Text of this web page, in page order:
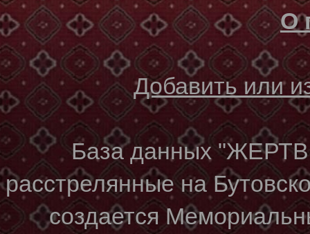
О
Добавить или
База данных
расстрелянные на
создается